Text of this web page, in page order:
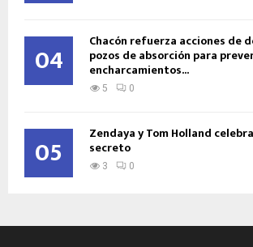
04 Chacón refuerza acciones de
pozos de absorción para
encharcamientos...
5 0
05 Zendaya y Tom Holland
secreto
3 0